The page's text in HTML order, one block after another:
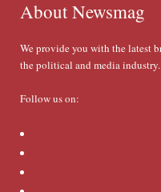
About Newsmag
We provide you with the latest
the political and media industry.
Follow us on: